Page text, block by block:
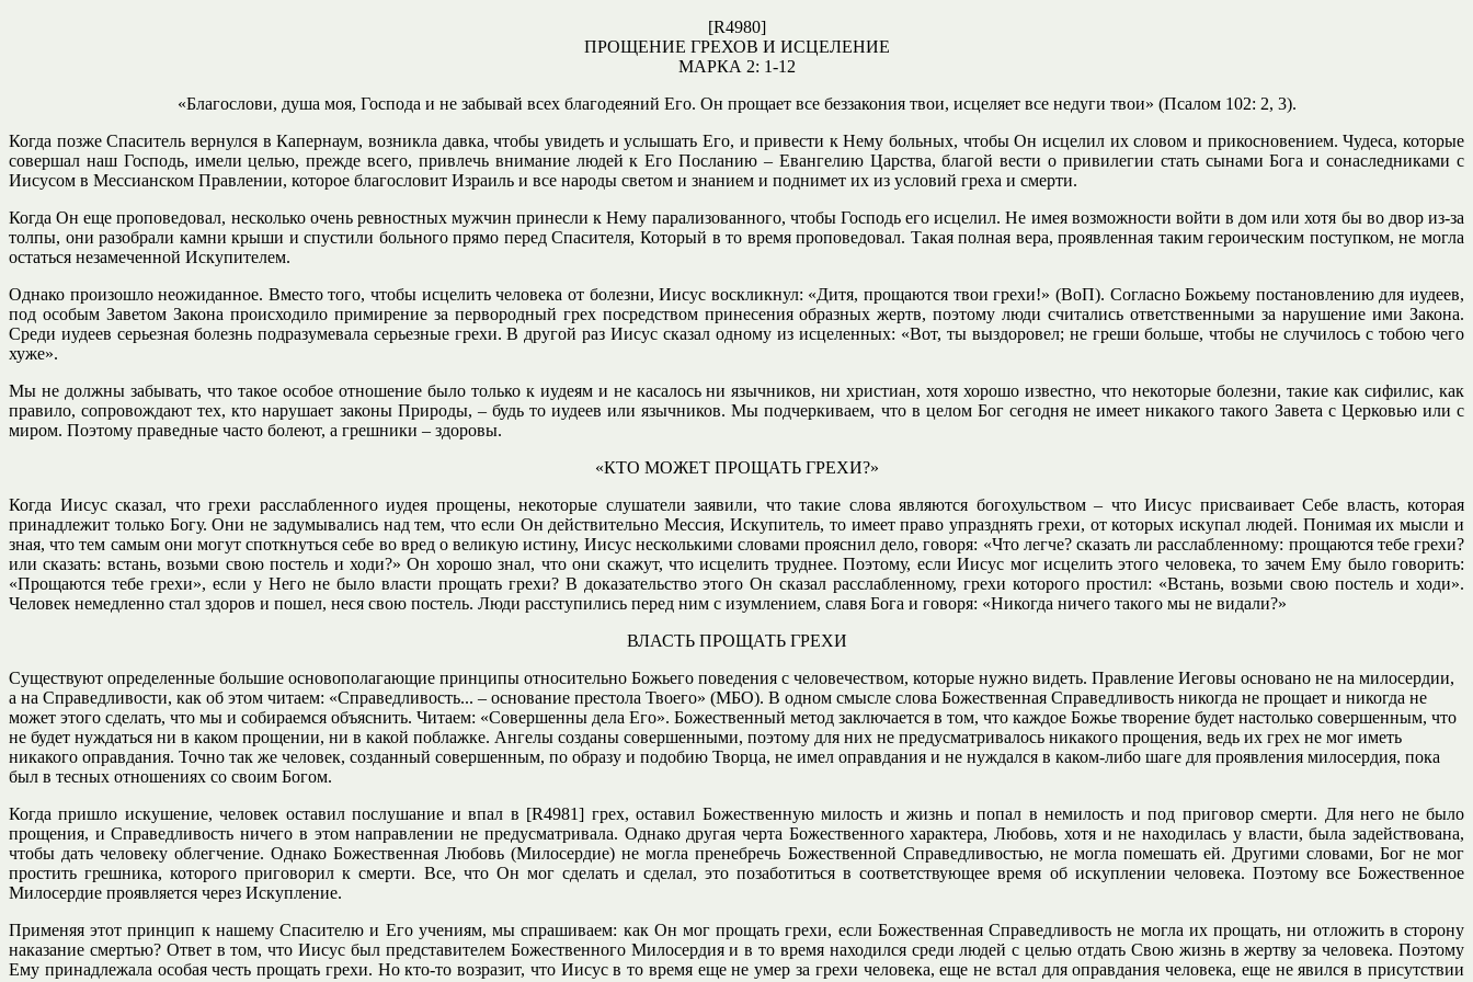
[R4980]
ПРОЩЕНИЕ ГРЕХОВ И ИСЦЕЛЕНИЕ
МАРКА 2: 1-12
«Благослови, душа моя, Господа и не забывай всех благодеяний Его. Он прощает все беззакония твои, исцеляет все недуги твои» (Псалом 102: 2, 3).
Когда позже Спаситель вернулся в Капернаум, возникла давка, чтобы увидеть и услышать Его, и привести к Нему больных, чтобы Он исцелил их словом и прикосновением. Чудеса, которые
совершал наш Господь, имели целью, прежде всего, привлечь внимание людей к Его Посланию – Евангелию Царства, благой вести о привилегии стать сынами Бога и сонаследниками с
Иисусом в Мессианском Правлении, которое благословит Израиль и все народы светом и знанием и поднимет их из условий греха и смерти.
Когда Он еще проповедовал, несколько очень ревностных мужчин принесли к Нему парализованного, чтобы Господь его исцелил. Не имея возможности войти в дом или хотя бы во двор из-за
толпы, они разобрали камни крыши и спустили больного прямо перед Спасителя, Который в то время проповедовал. Такая полная вера, проявленная таким героическим поступком, не могла
остаться незамеченной Искупителем.
Однако произошло неожиданное. Вместо того, чтобы исцелить человека от болезни, Иисус воскликнул: «Дитя, прощаются твои грехи!» (ВоП). Согласно Божьему постановлению для иудеев,
под особым Заветом Закона происходило примирение за первородный грех посредством принесения образных жертв, поэтому люди считались ответственными за нарушение ими Закона.
Среди иудеев серьезная болезнь подразумевала серьезные грехи. В другой раз Иисус сказал одному из исцеленных: «Вот, ты выздоровел; не греши больше, чтобы не случилось с тобою чего
хуже».
Мы не должны забывать, что такое особое отношение было только к иудеям и не касалось ни язычников, ни христиан, хотя хорошо известно, что некоторые болезни, такие как сифилис, как
правило, сопровождают тех, кто нарушает законы Природы, – будь то иудеев или язычников. Мы подчеркиваем, что в целом Бог сегодня не имеет никакого такого Завета с Церковью или с
миром. Поэтому праведные часто болеют, а грешники – здоровы.
«КТО МОЖЕТ ПРОЩАТЬ ГРЕХИ?»
Когда Иисус сказал, что грехи расслабленного иудея прощены, некоторые слушатели заявили, что такие слова являются богохульством – что Иисус присваивает Себе власть, которая
принадлежит только Богу. Они не задумывались над тем, что если Он действительно Мессия, Искупитель, то имеет право упразднять грехи, от которых искупал людей. Понимая их мысли и
зная, что тем самым они могут споткнуться себе во вред о великую истину, Иисус несколькими словами прояснил дело, говоря: «Что легче? сказать ли расслабленному: прощаются тебе грехи?
или сказать: встань, возьми свою постель и ходи?» Он хорошо знал, что они скажут, что исцелить труднее. Поэтому, если Иисус мог исцелить этого человека, то зачем Ему было говорить:
«Прощаются тебе грехи», если у Него не было власти прощать грехи? В доказательство этого Он сказал расслабленному, грехи которого простил: «Встань, возьми свою постель и ходи».
Человек немедленно стал здоров и пошел, неся свою постель. Люди расступились перед ним с изумлением, славя Бога и говоря: «Никогда ничего такого мы не видали?»
ВЛАСТЬ ПРОЩАТЬ ГРЕХИ
Существуют определенные большие основополагающие принципы относительно Божьего поведения с человечеством, которые нужно видеть. Правление Иеговы основано не на милосердии,
а на Справедливости, как об этом читаем: «Справедливость... – основание престола Твоего» (МБО). В одном смысле слова Божественная Справедливость никогда не прощает и никогда не
может этого сделать, что мы и собираемся объяснить. Читаем: «Совершенны дела Его». Божественный метод заключается в том, что каждое Божье творение будет настолько совершенным, что
не будет нуждаться ни в каком прощении, ни в какой поблажке. Ангелы созданы совершенными, поэтому для них не предусматривалось никакого прощения, ведь их грех не мог иметь
никакого оправдания. Точно так же человек, созданный совершенным, по образу и подобию Творца, не имел оправдания и не нуждался в каком-либо шаге для проявления милосердия, пока
был в тесных отношениях со своим Богом.
Когда пришло искушение, человек оставил послушание и впал в [R4981] грех, оставил Божественную милость и жизнь и попал в немилость и под приговор смерти. Для него не было
прощения, и Справедливость ничего в этом направлении не предусматривала. Однако другая черта Божественного характера, Любовь, хотя и не находилась у власти, была задействована,
чтобы дать человеку облегчение. Однако Божественная Любовь (Милосердие) не могла пренебречь Божественной Справедливостью, не могла помешать ей. Другими словами, Бог не мог
простить грешника, которого приговорил к смерти. Все, что Он мог сделать и сделал, это позаботиться в соответствующее время об искуплении человека. Поэтому все Божественное
Милосердие проявляется через Искупление.
Применяя этот принцип к нашему Спасителю и Его учениям, мы спрашиваем: как Он мог прощать грехи, если Божественная Справедливость не могла их прощать, ни отложить в сторону
наказание смертью? Ответ в том, что Иисус был представителем Божественного Милосердия и в то время находился среди людей с целью отдать Свою жизнь в жертву за человека. Поэтому
Ему принадлежала особая честь прощать грехи. Но кто-то возразит, что Иисус в то время еще не умер за грехи человека, еще не встал для оправдания человека, еще не явился в присутствии